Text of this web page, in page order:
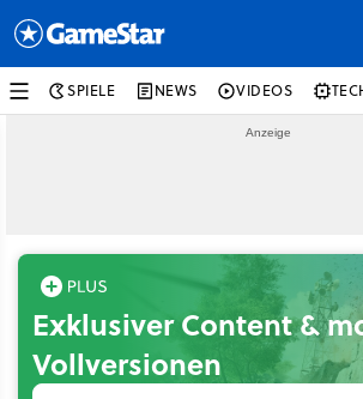
SPIELE NEWS VIDEOS
Exklusiver Content &
Vollversionen